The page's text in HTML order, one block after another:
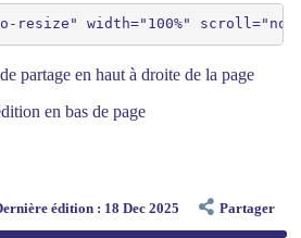
partage en haut à droite de la page
en bas de page
édition : 18 Dec 2025 Partager